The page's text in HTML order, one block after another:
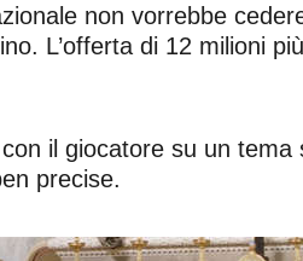
non vorrebbe
L’offerta di 12 milioni
il giocatore su un
precise.